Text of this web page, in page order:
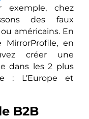
exemple, chez
des faux
américains. En
MirrorProfile, en
créer une
dans les 2 plus
: L’Europe et
B2B